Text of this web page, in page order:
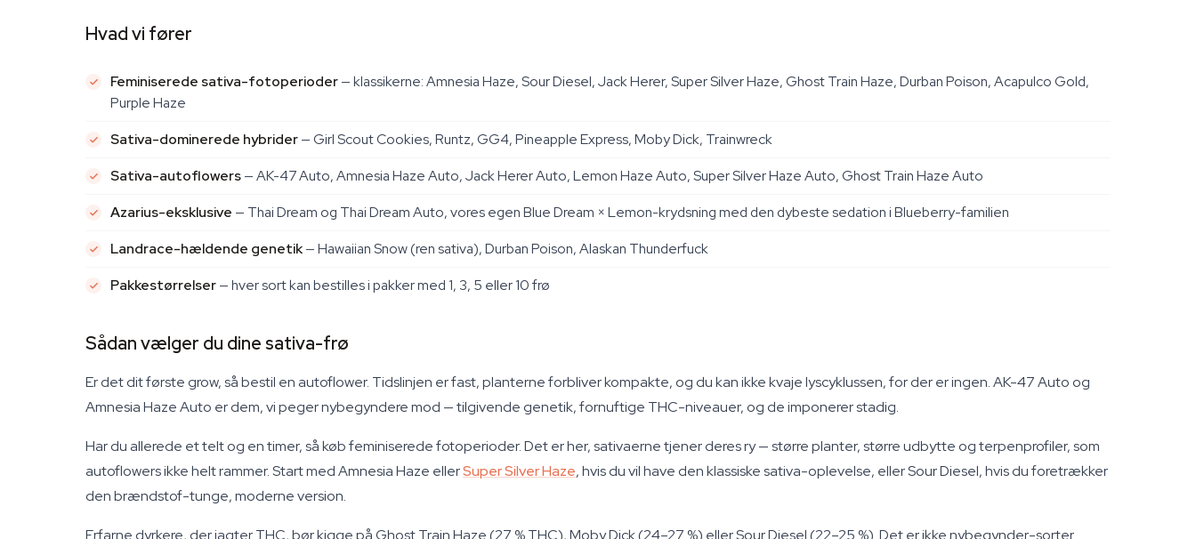
Hvad vi fører
Feminiserede sativa-fotoperioder— klassikerne: Amnesia Haze, Sour Diesel, Jack Herer, Super Silver Haze, Ghost Train Haze, Durban Poison, Acapulco Gold,
Purple Haze
Sativa-dominerede hybrider— Girl Scout Cookies, Runtz, GG4, Pineapple Express, Moby Dick, Trainwreck
Sativa-autoflowers— AK-47 Auto, Amnesia Haze Auto, Jack Herer Auto, Lemon Haze Auto, Super Silver Haze Auto, Ghost Train Haze Auto
Azarius-eksklusive — Thai Dream og Thai Dream Auto, vores egen Blue Dream × Lemon-krydsning med den dybeste sedation i Blueberry-familien
Landrace-hældende genetik— Hawaiian Snow (ren sativa), Durban Poison, Alaskan Thunderfuck
Pakkestørrelser— hver sort kan bestilles i pakker med 1, 3, 5 eller 10 frø
Sådan vælger du dine sativa-frø
Er det dit første grow, så bestil en autoflower. Tidslinjen er fast, planterne forbliver kompakte, og du kan ikke kvaje lyscyklussen, for der er ingen. AK-47 Auto og
Amnesia Haze Auto er dem, vi peger nybegyndere mod — tilgivende genetik, fornuftige THC-niveauer, og de imponerer stadig.
Har du allerede et telt og en timer, så køb feminiserede fotoperioder. Det er her, sativaerne tjener deres ry — større planter, større udbytte og terpenprofiler, som
autoflowers ikke helt rammer. Start med Amnesia Haze ellerSuper Silver Haze, hvis du vil have den klassiske sativa-oplevelse, eller Sour Diesel, hvis du foretrækker
den brændstof-tunge, moderne version.
Erfarne dyrkere, der jagter THC, bør kigge på Ghost Train Haze (27 % THC), Moby Dick (24–27 %) eller Sour Diesel (22–25 %). Det er ikke nybegynder-sorter.